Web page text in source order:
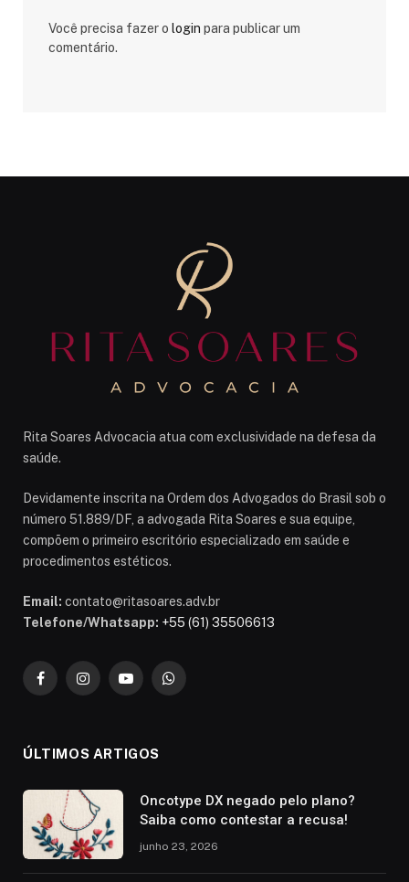
Você precisa fazer o login para publicar um
comentário.
Rita Soares Advocacia atua com exclusividade na defesa da
saúde.
Devidamente inscrita na Ordem dos Advogados do Brasil sob o
número 51.889/DF, a advogada Rita Soares e sua equipe,
compõem o primeiro escritório especializado em saúde e
procedimentos estéticos.
Email: contato@ritasoares.adv.br
Telefone/Whatsapp: +55 (61) 35506613
FacebookInstagramYouTubeWhatsApp
ÚLTIMOS ARTIGOS
Oncotype DX negado pelo plano?
Saiba como contestar a recusa!
junho 23, 2026